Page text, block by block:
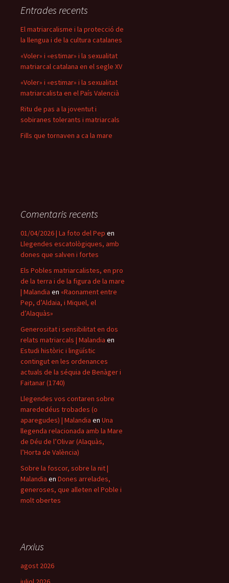
Entrades recents
El matriarcalisme i la protecció de
la llengua i de la cultura catalanes
«Voler» i «estimar» i la sexualitat
matriarcal catalana en el segle XV
«Voler» i «estimar» i la sexualitat
matriarcalista en el País Valencià
Ritu de pas a la joventut i
sobiranes tolerants i matriarcals
Fills que tornaven a ca la mare
Comentaris recents
01/04/2026 | La foto del Pep en
Llegendes escatològiques, amb
dones que salven i fortes
Els Pobles matriarcalistes, en pro
de la terra i de la figura de la mare
| Malandia en «Raonament entre
Pep, d’Aldaia, i Miquel, el
d’Alaquàs»
Generositat i sensibilitat en dos
relats matriarcals | Malandia en
Estudi històric i lingüístic
contingut en les ordenances
actuals de la séquia de Benàger i
Faitanar (1740)
Llegendes vos contaren sobre
marededéus trobades (o
aparegudes) | Malandia en Una
llegenda relacionada amb la Mare
de Déu de l’Olivar (Alaquàs,
l’Horta de València)
Sobre la foscor, sobre la nit |
Malandia en Dones arrelades,
generoses, que alleten el Poble i
molt obertes
Arxius
agost 2026